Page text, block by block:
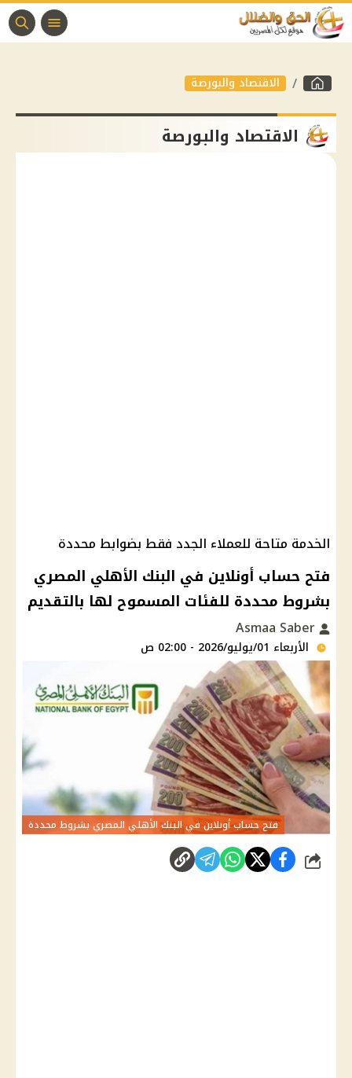
الاقتصاد والبورصة
الاقتصاد والبورصة
الخدمة متاحة للعملاء الجدد فقط بضوابط محددة
فتح حساب أونلاين في البنك الأهلي المصري
بشروط محددة للفئات المسموح لها بالتقديم
الأربعاء 01/يوليو/2026 - 02:00 ص
فتح حساب أونلاين في البنك الأهلي المصري بشروط محددة
شارك